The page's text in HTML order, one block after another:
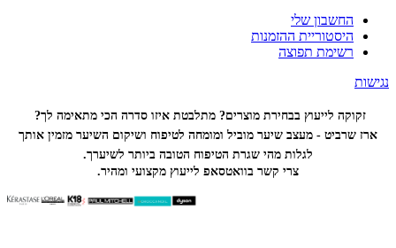
החשבון שלי
היסטוריית ההזמנות
רשימת תפוצה
נגישות
זקוקה לייעוץ בבחירת מוצרים? מתלבטת איזו סדרה הכימתאימה לך?
ארז שרביט - מעצב שיער מוביל ומומחה לטיפוח ושיקום השיער מזמין אותך
לגלות מהי שגרת הטיפוח הטובה ביותר לשיערך.
צרי קשר בוואטסאפ לייעוץ מקצועי ומהיר.